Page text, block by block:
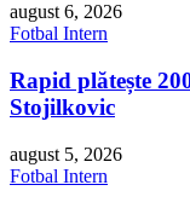
august 6, 2026
Fotbal Intern
Rapid plătește
Stojilkovic
august 5, 2026
Fotbal Intern